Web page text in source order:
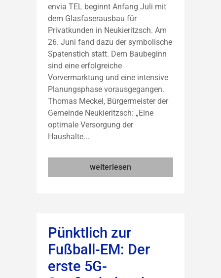
envia TEL beginnt Anfang Juli mit
dem Glasfaserausbau für
Privatkunden in Neukieritzsch. Am
26. Juni fand dazu der symbolische
Spatenstich statt. Dem Baubeginn
sind eine erfolgreiche
Vorvermarktung und eine intensive
Planungsphase vorausgegangen.
Thomas Meckel, Bürgermeister der
Gemeinde Neukieritzsch: „Eine
optimale Versorgung der
Haushalte...
weiterlesen
Pünktlich zur
Fußball-EM: Der
erste 5G-